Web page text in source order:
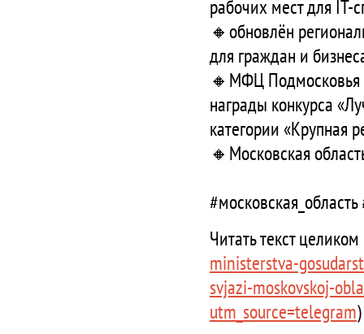
рабочих мест для IT-
🔸обновлён
для граждан и
🔸МФЦ Подмосковья
награды конкурса
категории «Крупная
🔸Московская
Читать текст
ministerstva-
svjazi-moskovskoj-
utm_source=telegram)